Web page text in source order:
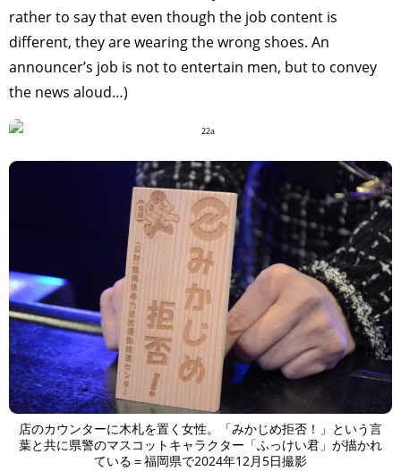
rather to say that even though the job content is
different, they are wearing the wrong shoes. An
announcer’s job is not to entertain men, but to convey
the news aloud…)
店のカウンターに木札を置く女性。「みかじめ拒否！」という言
葉と共に県警のマスコットキャラクター「ふっけい君」が描かれ
ている＝福岡県で2024年12月5日撮影